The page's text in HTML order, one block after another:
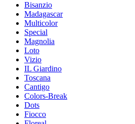
Bisanzio
Madagascar
Multicolor
Special
Magnolia
Loto
Vizio
IL Giardino
Toscana
Cantigo
Colors-Break
Dots
Fiocco